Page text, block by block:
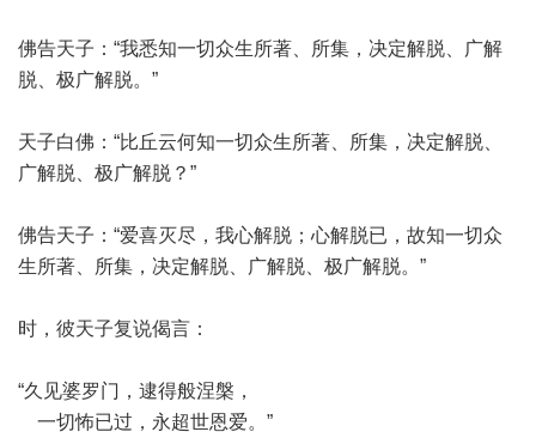
佛告天子：“我悉知一切众生所著、所集，决定解脱、广解
脱、极广解脱。”
天子白佛：“比丘云何知一切众生所著、所集，决定解脱、
广解脱、极广解脱？”
佛告天子：“爱喜灭尽，我心解脱；心解脱已，故知一切众
生所著、所集，决定解脱、广解脱、极广解脱。”
时，彼天子复说偈言：
“久见婆罗门，逮得般涅槃，
一切怖已过，永超世恩爱。”